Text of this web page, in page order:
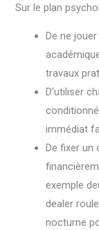
Sur le plan
De ne
travaux
D’utiliser
immédiat
De fixer un
exemple
dealer
nocturne